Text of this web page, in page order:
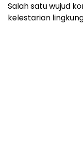
Salah satu wujud
kelestarian